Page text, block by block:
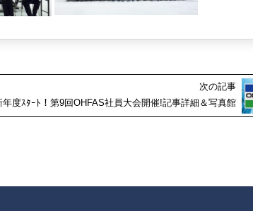
次の記事
年度ｽﾀｰﾄ！第9回OHFAS社員大会開催!記事詳細＆写真館